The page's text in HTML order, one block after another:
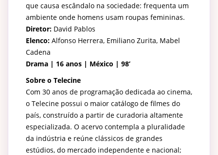
que causa escândalo na sociedade: frequenta um
ambiente onde homens usam roupas femininas.
Diretor: David Pablos
Elenco: Alfonso Herrera, Emiliano Zurita, Mabel
Cadena
Drama | 16 anos | México | 98’
Sobre o Telecine
Com 30 anos de programação dedicada ao cinema,
o Telecine possui o maior catálogo de filmes do
país, construído a partir de curadoria altamente
especializada. O acervo contempla a pluralidade
da indústria e reúne clássicos de grandes
estúdios, do mercado independente e nacional;